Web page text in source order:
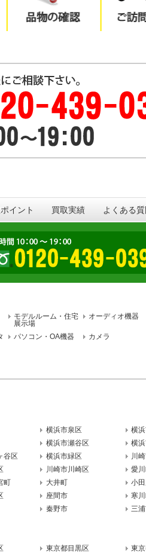
イント 買取実績 よくある質
モデルルーム・住宅
展示場
オーディオ機器
パソコン・OA機器 カメラ
横浜市泉区 横
横浜市瀬谷区 横
谷区 横浜市緑区 川
川崎市川崎区 愛
町 大井町 小
座間市 寒
秦野市 三
東京都目黒区 東